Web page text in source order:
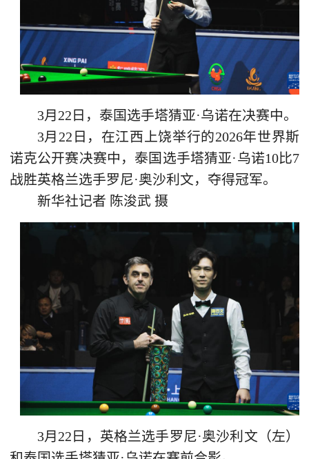
3月22日，泰国选手塔猜亚·乌诺在决赛中。
3月22日，在江西上饶举行的2026年世界斯
诺克公开赛决赛中，泰国选手塔猜亚·乌诺10比7
战胜英格兰选手罗尼·奥沙利文，夺得冠军。
新华社记者 陈浚武 摄
3月22日，英格兰选手罗尼·奥沙利文（左）